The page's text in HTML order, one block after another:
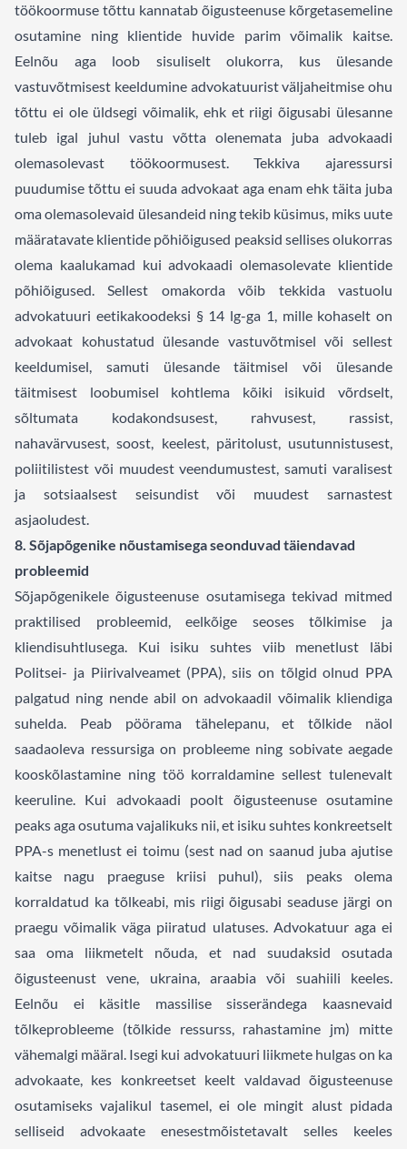
töökoormuse tõttu kannatab õigusteenuse kõrgetasemeline
osutamine ning klientide huvide parim võimalik kaitse.
Eelnõu aga loob sisuliselt olukorra, kus ülesande
vastuvõtmisest keeldumine advokatuurist väljaheitmise ohu
tõttu ei ole üldsegi võimalik, ehk et riigi õigusabi ülesanne
tuleb igal juhul vastu võtta olenemata juba advokaadi
olemasolevast töökoormusest. Tekkiva ajaressursi
puudumise tõttu ei suuda advokaat aga enam ehk täita juba
oma olemasolevaid ülesandeid ning tekib küsimus, miks uute
määratavate klientide põhiõigused peaksid sellises olukorras
olema kaalukamad kui advokaadi olemasolevate klientide
põhiõigused. Sellest omakorda võib tekkida vastuolu
advokatuuri eetikakoodeksi § 14 lg-ga 1, mille kohaselt on
advokaat kohustatud ülesande vastuvõtmisel või sellest
keeldumisel, samuti ülesande täitmisel või ülesande
täitmisest loobumisel kohtlema kõiki isikuid võrdselt,
sõltumata kodakondsusest, rahvusest, rassist,
nahavärvusest, soost, keelest, päritolust, usutunnistusest,
poliitilistest või muudest veendumustest, samuti varalisest
ja sotsiaalsest seisundist või muudest sarnastest
asjaoludest.
8. Sõjapõgenike nõustamisega seonduvad täiendavad
probleemid
Sõjapõgenikele õigusteenuse osutamisega tekivad mitmed
praktilised probleemid, eelkõige seoses tõlkimise ja
kliendisuhtlusega. Kui isiku suhtes viib menetlust läbi
Politsei- ja Piirivalveamet (PPA), siis on tõlgid olnud PPA
palgatud ning nende abil on advokaadil võimalik kliendiga
suhelda. Peab pöörama tähelepanu, et tõlkide näol
saadaoleva ressursiga on probleeme ning sobivate aegade
kooskõlastamine ning töö korraldamine sellest tulenevalt
keeruline. Kui advokaadi poolt õigusteenuse osutamine
peaks aga osutuma vajalikuks nii, et isiku suhtes konkreetselt
PPA-s menetlust ei toimu (sest nad on saanud juba ajutise
kaitse nagu praeguse kriisi puhul), siis peaks olema
korraldatud ka tõlkeabi, mis riigi õigusabi seaduse järgi on
praegu võimalik väga piiratud ulatuses. Advokatuur aga ei
saa oma liikmetelt nõuda, et nad suudaksid osutada
õigusteenust vene, ukraina, araabia või suahiili keeles.
Eelnõu ei käsitle massilise sisserändega kaasnevaid
tõlkeprobleeme (tõlkide ressurss, rahastamine jm) mitte
vähemalgi määral. Isegi kui advokatuuri liikmete hulgas on ka
advokaate, kes konkreetset keelt valdavad õigusteenuse
osutamiseks vajalikul tasemel, ei ole mingit alust pidada
selliseid advokaate enesestmõistetavalt selles keeles